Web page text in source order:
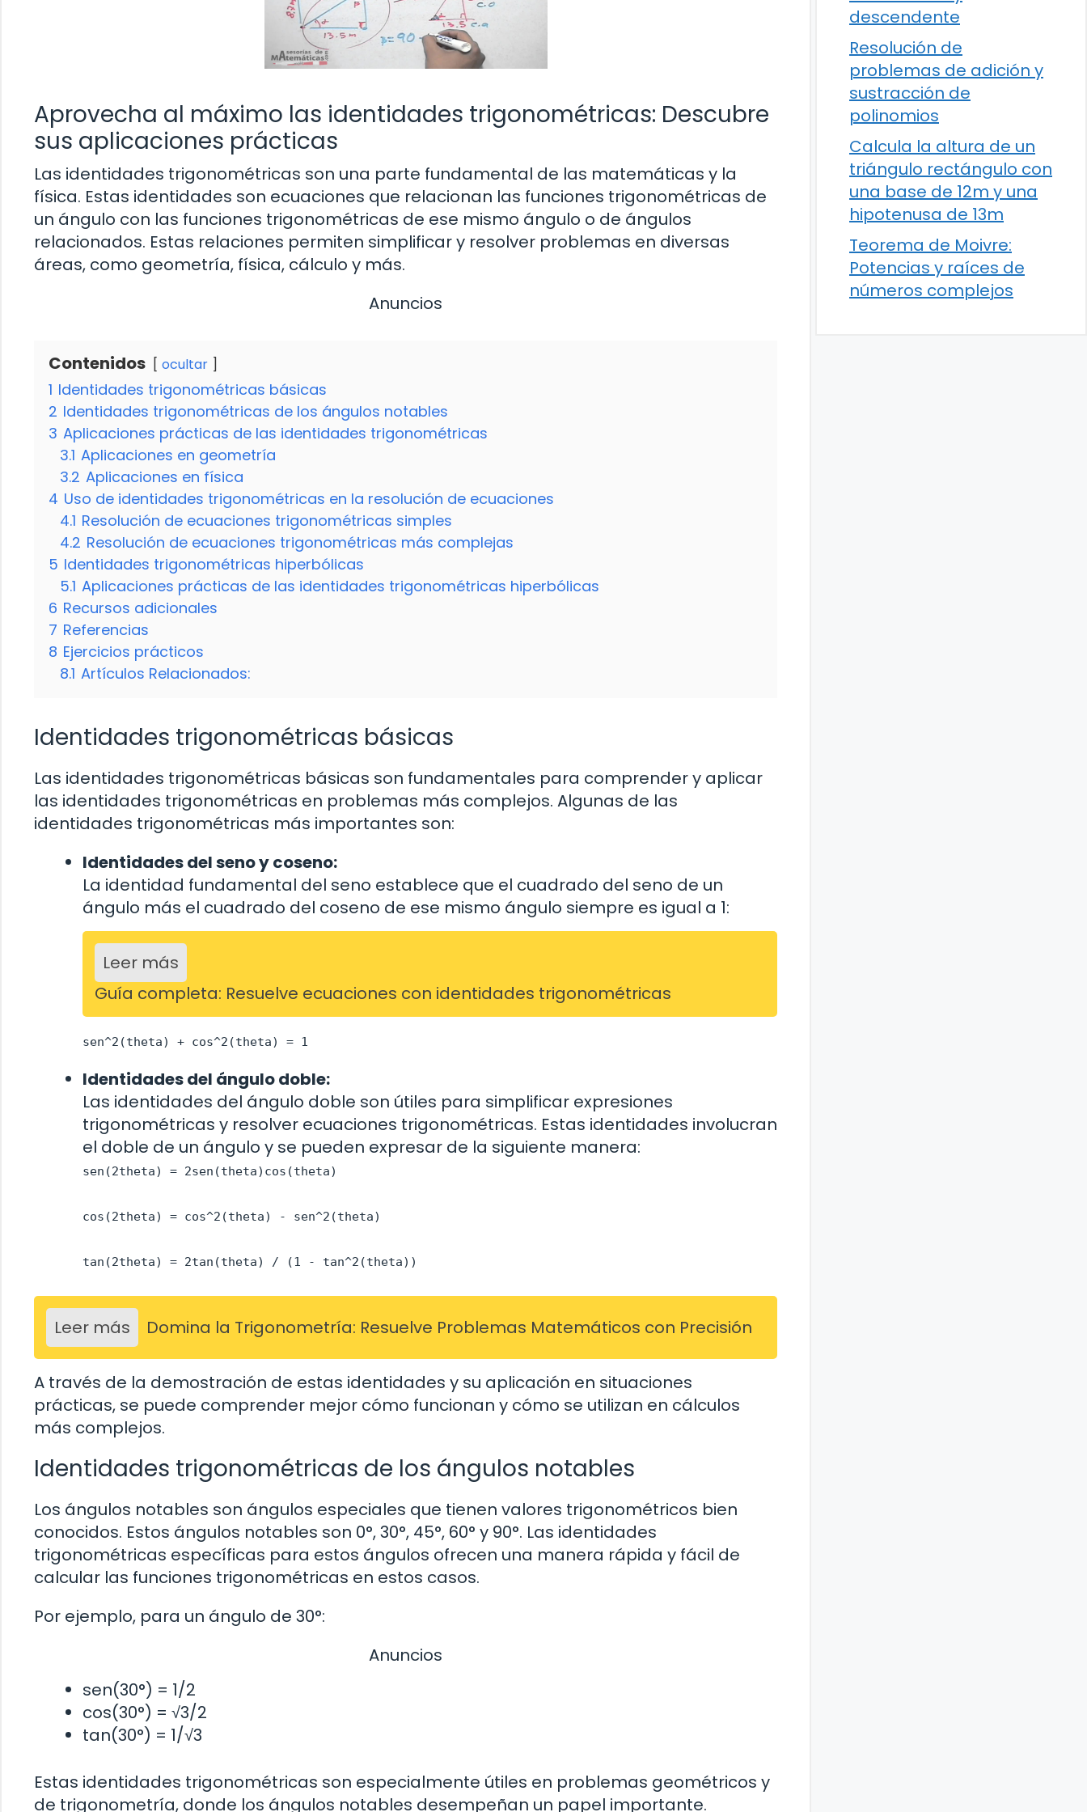
Aprovecha al máximo las identidades trigonométricas: Descubre
sus aplicaciones prácticas
Las identidades trigonométricas son una parte fundamental de las matemáticas y la
física. Estas identidades son ecuaciones que relacionan las funciones trigonométricas de
un ángulo con las funciones trigonométricas de ese mismo ángulo o de ángulos
relacionados. Estas relaciones permiten simplificar y resolver problemas en diversas
áreas, como geometría, física, cálculo y más.
Anuncios
Contenidos ocultar
1 Identidades trigonométricas básicas
2 Identidades trigonométricas de los ángulos notables
3 Aplicaciones prácticas de las identidades trigonométricas
3.1 Aplicaciones en geometría
3.2 Aplicaciones en física
4 Uso de identidades trigonométricas en la resolución de ecuaciones
4.1 Resolución de ecuaciones trigonométricas simples
4.2 Resolución de ecuaciones trigonométricas más complejas
5 Identidades trigonométricas hiperbólicas
5.1 Aplicaciones prácticas de las identidades trigonométricas hiperbólicas
6 Recursos adicionales
7 Referencias
8 Ejercicios prácticos
8.1 Artículos Relacionados:
Identidades trigonométricas básicas
Las identidades trigonométricas básicas son fundamentales para comprender y aplicar
las identidades trigonométricas en problemas más complejos. Algunas de las
identidades trigonométricas más importantes son:
Identidades del seno y coseno:
La identidad fundamental del seno establece que el cuadrado del seno de un
ángulo más el cuadrado del coseno de ese mismo ángulo siempre es igual a 1:
Leer más
Guía completa: Resuelve ecuaciones con identidades trigonométricas
sen^2(theta) + cos^2(theta) = 1
Identidades del ángulo doble:
Las identidades del ángulo doble son útiles para simplificar expresiones
trigonométricas y resolver ecuaciones trigonométricas. Estas identidades involucran
el doble de un ángulo y se pueden expresar de la siguiente manera:
sen(2theta) = 2sen(theta)cos(theta)
cos(2theta) = cos^2(theta) - sen^2(theta)
tan(2theta) = 2tan(theta) / (1 - tan^2(theta))
Leer más Domina la Trigonometría: Resuelve Problemas Matemáticos con Precisión
A través de la demostración de estas identidades y su aplicación en situaciones
prácticas, se puede comprender mejor cómo funcionan y cómo se utilizan en cálculos
más complejos.
Identidades trigonométricas de los ángulos notables
Los ángulos notables son ángulos especiales que tienen valores trigonométricos bien
conocidos. Estos ángulos notables son 0°, 30°, 45°, 60° y 90°. Las identidades
trigonométricas específicas para estos ángulos ofrecen una manera rápida y fácil de
calcular las funciones trigonométricas en estos casos.
Por ejemplo, para un ángulo de 30°:
Anuncios
sen(30°) = 1/2
cos(30°) = √3/2
tan(30°) = 1/√3
Estas identidades trigonométricas son especialmente útiles en problemas geométricos y
de trigonometría, donde los ángulos notables desempeñan un papel importante.
descendente
Resolución de
problemas de adición y
sustracción de
polinomios
Calcula la altura de un
triángulo rectángulo con
una base de 12m y una
hipotenusa de 13m
Teorema de Moivre:
Potencias y raíces de
números complejos